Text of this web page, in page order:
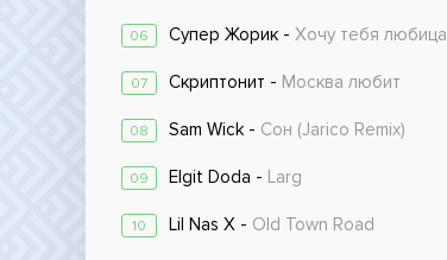
06 Супер Жорик - Хочу тебя любица
07 Скриптонит - Москва любит
08 Sam Wick - Сон (Jarico Remix)
09 Elgit Doda - Larg
10 Lil Nas X - Old Town Road